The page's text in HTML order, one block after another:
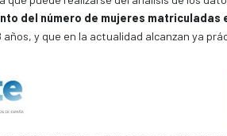
del número de mujeres
años, y que en la actualidad alcanzan ya